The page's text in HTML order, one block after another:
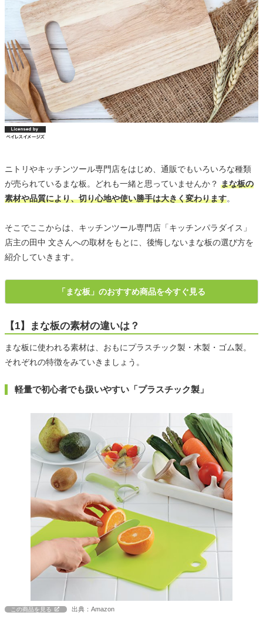
ニトリやキッチンツール専門店をはじめ、通販でもいろいろな種類
が売られているまな板。どれも一緒と思っていませんか？ まな板の
素材や品質により、切り心地や使い勝手は大きく変わります。
そこでここからは、キッチンツール専門店「キッチンパラダイス」
店主の田中 文さんへの取材をもとに、後悔しないまな板の選び方を
紹介していきます。
「まな板」のおすすめ商品を今すぐ見る
【1】まな板の素材の違いは？
まな板に使われる素材は、おもにプラスチック製・木製・ゴム製。
それぞれの特徴をみていきましょう。
軽量で初心者でも扱いやすい「プラスチック製」
この商品を見る 出典：Amazon